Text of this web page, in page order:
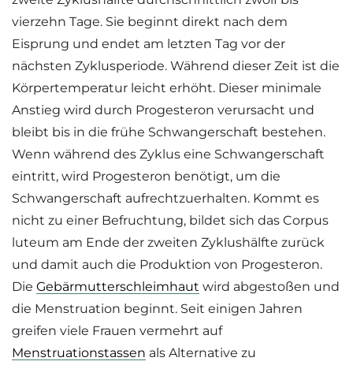
vierzehn Tage. Sie beginnt direkt nach dem
Eisprung und endet am letzten Tag vor der
nächsten Zyklusperiode. Während dieser Zeit ist die
Körpertemperatur leicht erhöht. Dieser minimale
Anstieg wird durch Progesteron verursacht und
bleibt bis in die frühe Schwangerschaft bestehen.
Wenn während des Zyklus eine Schwangerschaft
eintritt, wird Progesteron benötigt, um die
Schwangerschaft aufrechtzuerhalten. Kommt es
nicht zu einer Befruchtung, bildet sich das Corpus
luteum am Ende der zweiten Zyklushälfte zurück
und damit auch die Produktion von Progesteron.
Die Gebärmutterschleimhaut wird abgestoßen und
die Menstruation beginnt. Seit einigen Jahren
greifen viele Frauen vermehrt auf
Menstruationstassen als Alternative zu